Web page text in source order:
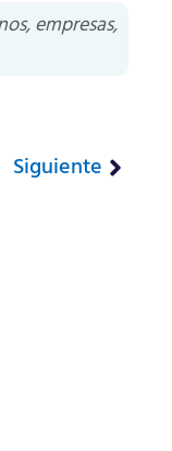
,empresas,
Siguiente